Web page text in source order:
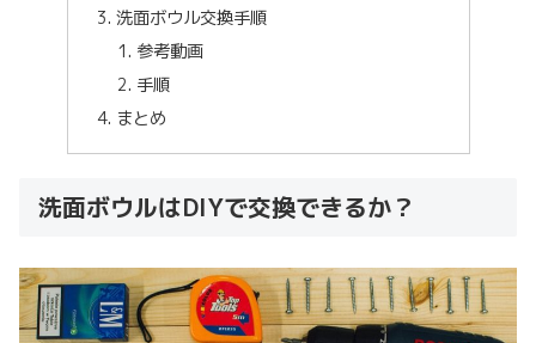
洗面ボウル交換手順
参考動画
手順
まとめ
洗面ボウルはDIYで交換できるか？